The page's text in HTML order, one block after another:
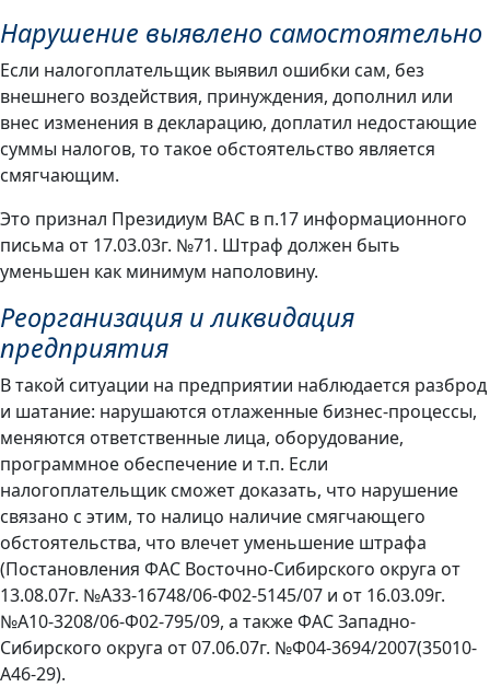
Нарушение выявлено самостоятельно
Если налогоплательщик выявил ошибки сам, без
внешнего воздействия, принуждения, дополнил или
внес изменения в декларацию, доплатил недостающие
суммы налогов, то такое обстоятельство является
смягчающим.
Это признал Президиум ВАС в п.17 информационного
письма от 17.03.03г. №71. Штраф должен быть
уменьшен как минимум наполовину.
Реорганизация и ликвидация
предприятия
В такой ситуации на предприятии наблюдается разброд
и шатание: нарушаются отлаженные бизнес-процессы,
меняются ответственные лица, оборудование,
программное обеспечение и т.п. Если
налогоплательщик сможет доказать, что нарушение
связано с этим, то налицо наличие смягчающего
обстоятельства, что влечет уменьшение штрафа
(Постановления ФАС Восточно-Сибирского округа от
13.08.07г. №А33-16748/06-Ф02-5145/07 и от 16.03.09г.
№А10-3208/06-Ф02-795/09, а также ФАС Западно-
Сибирского округа от 07.06.07г. №Ф04-3694/2007(35010-
А46-29).